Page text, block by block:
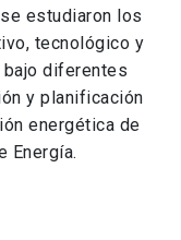
estudiaron los
tecnológico y
diferentes
y planificación
energética de
Energía.